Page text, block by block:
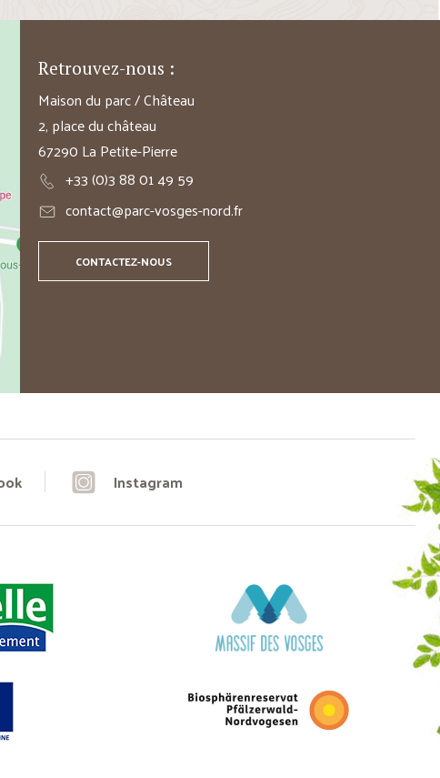
Retrouvez-nous :
Maison du parc / Château
2, place du château
67290 La Petite-Pierre
+33 (0)3 88 01 49 59
contact@parc-vosges-nord.fr
CONTACTEZ-NOUS
Instagram